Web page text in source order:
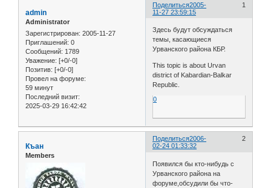
Поделиться 1
2005-
11-27 23:59:15
admin
Administrator
Зарегистрирован: 2005-11-27
Приглашений: 0
Сообщений: 1789
Уважение: [+0/-0]
Позитив: [+0/-0]
Провел на форуме:
59 минут
Последний визит:
2025-03-29 16:42:42
Здесь будут обсуждаться
темы, касающиеся
Урванского района КБР.
This topic is about Urvan
district of Kabardian-Balkar
Republic.
0
Поделиться 2
2006-
02-24 01:33:32
Къан
Members
Появился бы кто-нибудь с
Урванского района на
форуме,обсудили бы что-